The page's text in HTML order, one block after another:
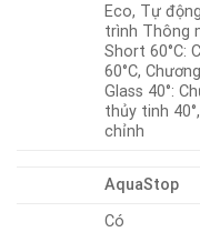
Eco, Tự
trình Thông
Short 60°C:
60°C,
Glass 40°:
thủy tinh
chỉnh
AquaStop
Có